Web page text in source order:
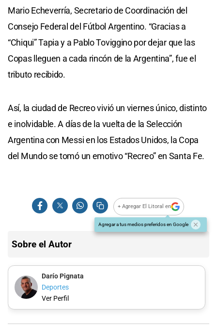
Mario Echeverría, Secretario de Coordinación del
Consejo Federal del Fútbol Argentino. “Gracias a
“Chiqui” Tapia y a Pablo Toviggino por dejar que las
Copas lleguen a cada rincón de la Argentina”, fue el
tributo recibido.
Así, la ciudad de Recreo vivió un viernes único, distinto
e inolvidable. A días de la vuelta de la Selección
Argentina con Messi en los Estados Unidos, la Copa
del Mundo se tomó un emotivo “Recreo” en Santa Fe.
+ Agregar El Litoral en
Agregar a tus medios preferidos en Google
Sobre el Autor
Darío Pignata
Deportes
Ver Perfil